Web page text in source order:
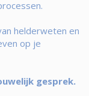
helderweten en
op je
gesprek.